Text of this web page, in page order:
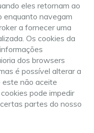
eles retornam ao
enquanto navegam
a fornecer uma
Os cookies da
dos browsers
é possível alterar a
este não aceite
pode impedir
partes do nosso